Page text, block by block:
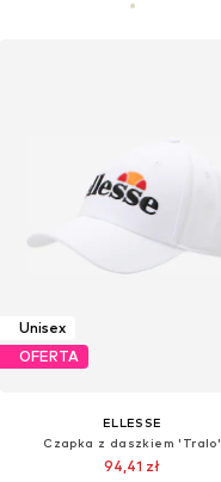
Unisex
OFERTA
ELLESSE
Czapka z daszkiem 'Tralo'
94,41 zł